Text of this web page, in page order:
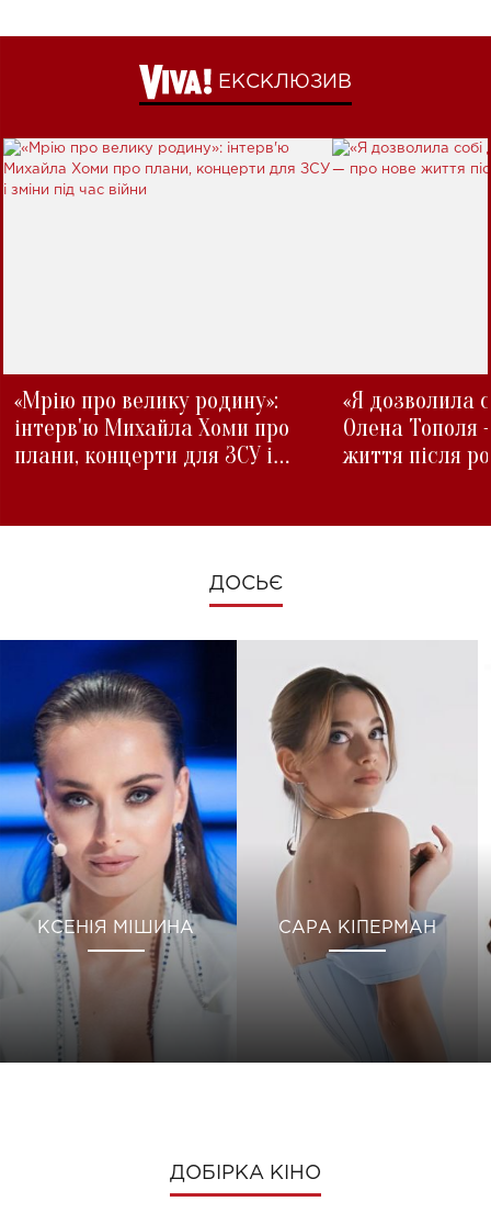
ЕКСКЛЮЗИВ
«Мрію про велику родину»:
інтерв'ю Михайла Хоми про
плани, концерти для ЗСУ і
«Я дозволила
Олена Тополя
життя після
ДОСЬЄ
КСЕНІЯ МІШИНА САРА КІПЕРМАН
ДОБІРКА КІНО